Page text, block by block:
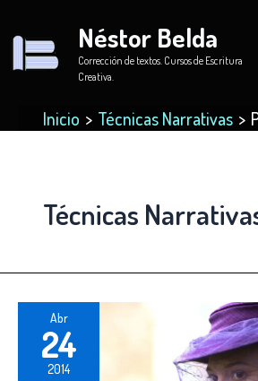
contenido
Néstor Belda
Corrección de textos. Cursos de Escritura
Creativa.
Inicio Técnicas Narrativas
Técnicas
Abr
24
2014